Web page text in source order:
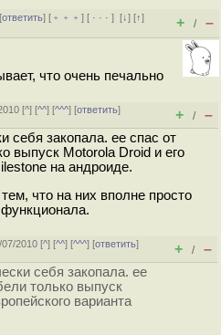
ответить] [ ﹢﹢﹢] [ · · ·][↓] [↑]
+ / –
что очень печально
[^] [^^] [^^^] [ответить]
+ / –
себя закопала. ее спас от
выпуск Motorola Droid и его
на андроиде.
что на них вполне просто
2010 [^] [^^] [^^^] [ответить]
+ / –
себя закопала. ее
только выпуск
варианта